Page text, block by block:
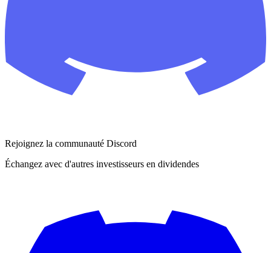
Rejoignez la communauté Discord
Échangez avec d'autres investisseurs en dividendes